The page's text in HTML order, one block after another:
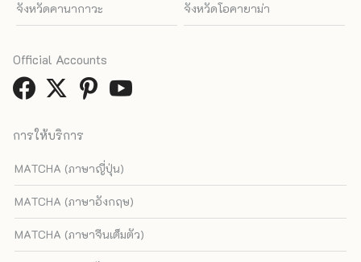
จังหวัดคานากาวะ จังหวัดโอคายาม่า
การให้บริการ
MATCHA (ภาษาญี่ปุ่น)
MATCHA (ภาษาอังกฤษ)
MATCHA (ภาษาจีนเต็มตัว)
Official Accounts